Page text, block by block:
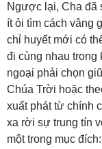
Ngược lại, Cha đã
ít ỏi tìm cách vâng
chỉ huyết mới có
đi cùng nhau
ngoại phải chọn
Chúa Trời hoặc
xuất phát từ chính
xa rời sự trung tín
một trong mục